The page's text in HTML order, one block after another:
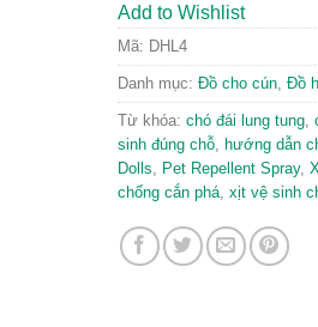
Add to Wishlist
Mã: DHL4
Danh mục: Đồ cho cún Đồ
Từ khóa: chó đái lung tung
sinh đúng chỗ
hướng dẫn
Dolls
Pet Repellent Spray,
chống cắn phá xịt vệ sinh